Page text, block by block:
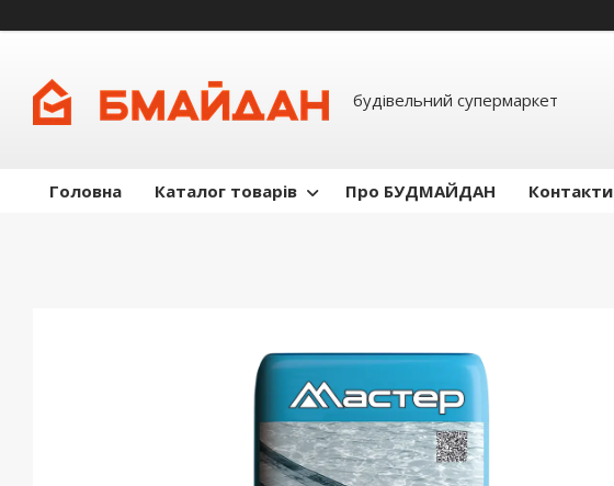
будівельний супермаркет
Головна Каталог товарів Про БУДМАЙДАН Контакти